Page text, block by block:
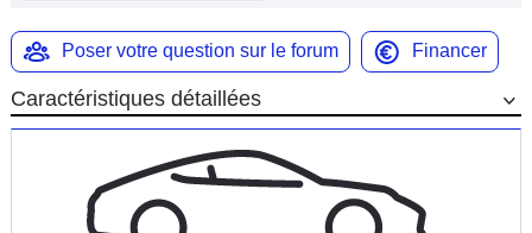
Poser votre question sur le forum Financer
Caractéristiques détaillées